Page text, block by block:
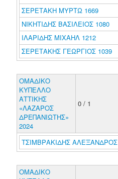
ΣΕΡΕΤΑΚΗ ΜΥΡΤΩ 1669
ΝΙΚΗΤΙΔΗΣ ΒΑΣΙΛΕΙΟΣ 1080
ΙΛΑΡΙΔΗΣ ΜΙΧΑΗΛ 1212
ΣΕΡΕΤΑΚΗΣ ΓΕΩΡΓΙΟΣ 1039
ΟΜΑΔΙΚΟ
ΚΥΠΕΛΛΟ
ΑΤΤΙΚΗΣ
«ΛΑΖΑΡΟΣ
ΔΡΕΠΑΝΙΩΤΗΣ»
2024
0 / 1
ΤΣΙΜΒΡΑΚΙΔΗΣ ΑΛΕΞΑΝΔΡΟΣ
ΟΜΑΔΙΚΟ